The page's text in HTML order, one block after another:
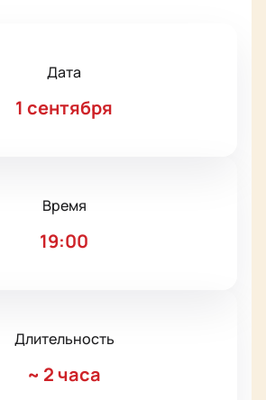
Дата
1 сентября
Время
19:00
Длительность
~ 2 часа